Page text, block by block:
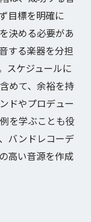
目標を明確に
決める必要があ
する楽器を分担
スケジュールに
めて、余裕を持
ドやプロデュー
を学ぶことも役
バンドレコーデ
高い音源を作成